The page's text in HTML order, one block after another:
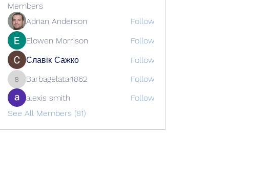
Members
Adrian Anderson
Follow
Elowen Morrison
Follow
Славік Сажко
Follow
Barbagelata4862
Barbagelata4862
Follow
alexis smith
Follow
See All Members (81)